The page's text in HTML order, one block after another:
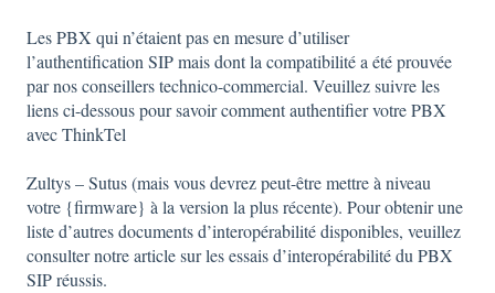
Les PBX qui n’étaient pas en mesure d’utiliser
l’authentification SIP mais dont la compatibilité a été prouvée
par nos conseillers technico-commercial. Veuillez suivre les
liens ci-dessous pour savoir comment authentifier votre PBX
avec ThinkTel
Zultys – Sutus (mais vous devrez peut-être mettre à niveau
votre {firmware} à la version la plus récente). Pour obtenir une
liste d’autres documents d’interopérabilité disponibles, veuillez
consulter notre article sur les essais d’interopérabilité du PBX
SIP réussis.